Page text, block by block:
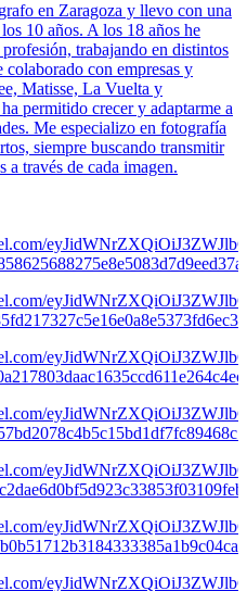
en Zaragoza y llevo con una
10 años. A los 18 años he
trabajando en distintos
con empresas y
Matisse, La Vuelta y
permitido crecer y adaptarme a
Me especializo en fotografía
siempre buscando transmitir
a través de cada imagen.